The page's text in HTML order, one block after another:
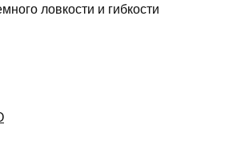
ловкости и гибкости